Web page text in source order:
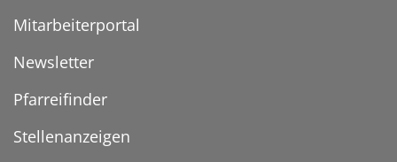
Mitarbeiterportal
Newsletter
Pfarreifinder
Stellenanzeigen